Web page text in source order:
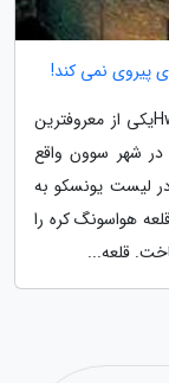
پیروی نمی کند!
قلعه هواسونگ کره جنوبی | Hwaseong Fortressیکی از معروفترین
شهر سوون واقع
در لیست یونسکو به
رسید. پادشاه جئونگجو چوسان در سال 1796 قلعه هواسونگ کره را
قلعه...